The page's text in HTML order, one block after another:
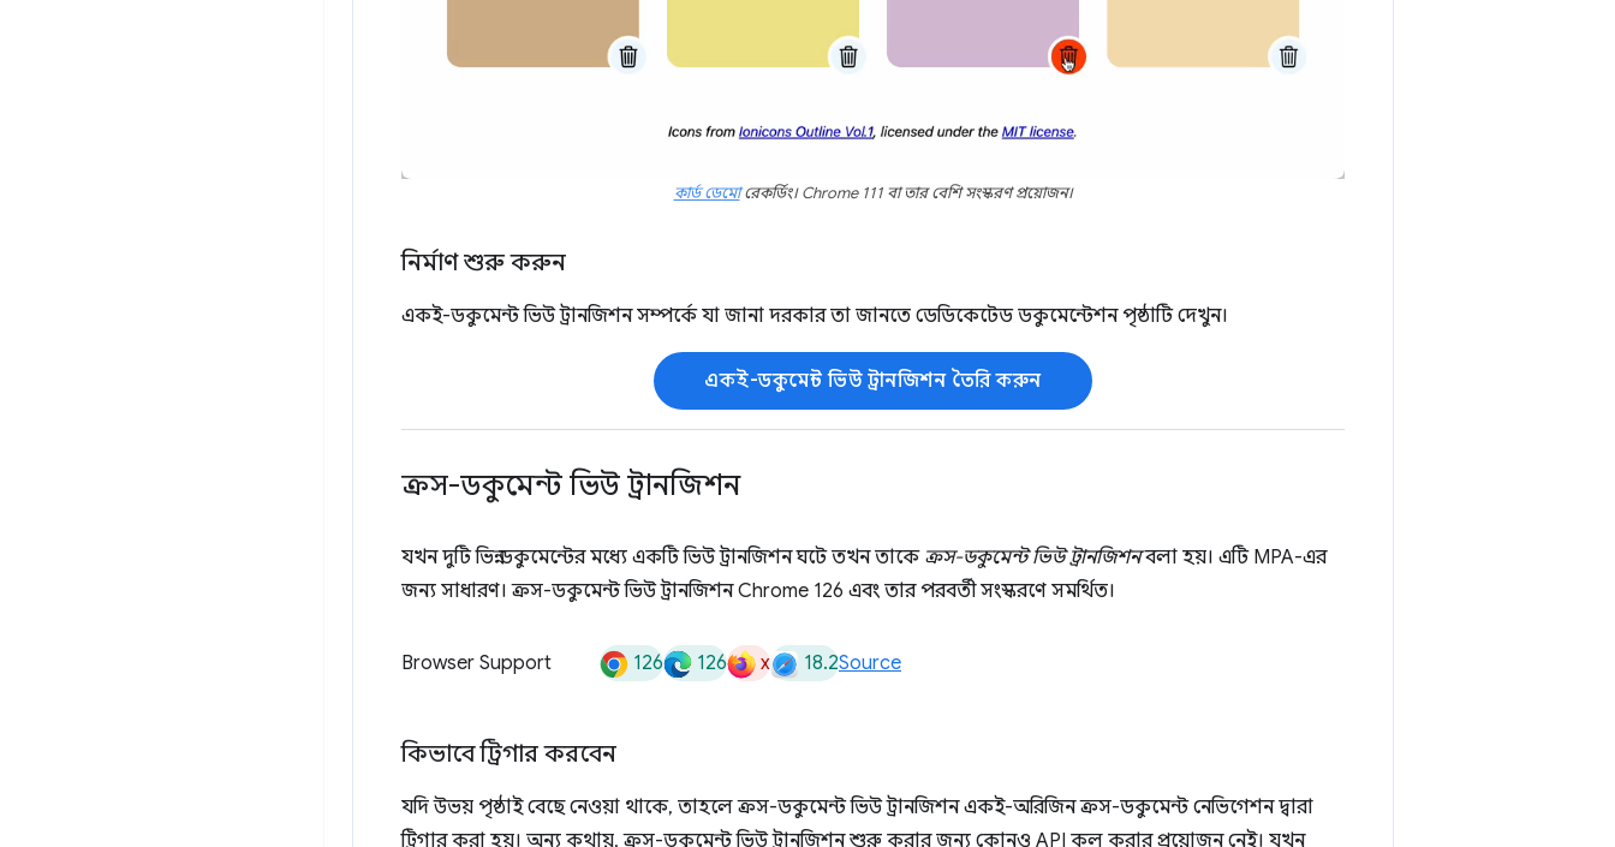
কার্ড ডেমোরেকর্ডিং। Chrome 111 বা তার বেশি সংস্করণ প্রয়োজন।
নির্মাণ শুরু করুন
একই-ডকুমেন্ট ভিউ ট্রানজিশন সম্পর্কে যা জানা দরকার তা জানতে ডেডিকেটেড ডকুমেন্টেশন পৃষ্ঠাটি দেখুন।
একই-ডকুমেন্ট ভিউ ট্রানজিশন তৈরি করুন
ক্রস-ডকুমেন্ট ভিউ ট্রানজিশন
যখন দুটি ভিন্ন ডকুমেন্টের মধ্যে একটি ভিউ ট্রানজিশন ঘটে তখন তাকে ক্রস-ডকুমেন্ট ভিউ ট্রানজিশনবলা হয়। এটি MPA-এর
জন্য সাধারণ। ক্রস-ডকুমেন্ট ভিউ ট্রানজিশন Chrome 126 এবং তার পরবর্তী সংস্করণে সমর্থিত।
Browser Support 126 126 x 18.2Source
কিভাবে ট্রিগার করবেন
যদি উভয় পৃষ্ঠাই বেছে নেওয়া থাকে, তাহলে ক্রস-ডকুমেন্ট ভিউ ট্রানজিশন একই-অরিজিন ক্রস-ডকুমেন্ট নেভিগেশন দ্বারা
ট্রিগার করা হয়। অন্য কথায়, ক্রস-ডকুমেন্ট ভিউ ট্রানজিশন শুরু করার জন্য কোনও API কল করার প্রয়োজন নেই। যখন